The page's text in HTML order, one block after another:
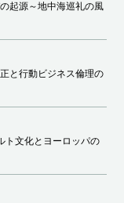
起源～地中海巡礼の風
と行動ビジネス倫理の
ト文化とヨーロッパの